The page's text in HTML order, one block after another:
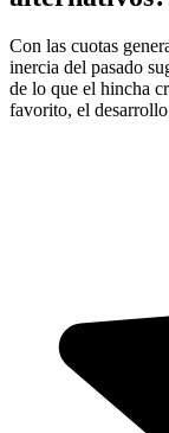
Con las cuotas
inercia del pasado
de lo que el hincha
favorito, el